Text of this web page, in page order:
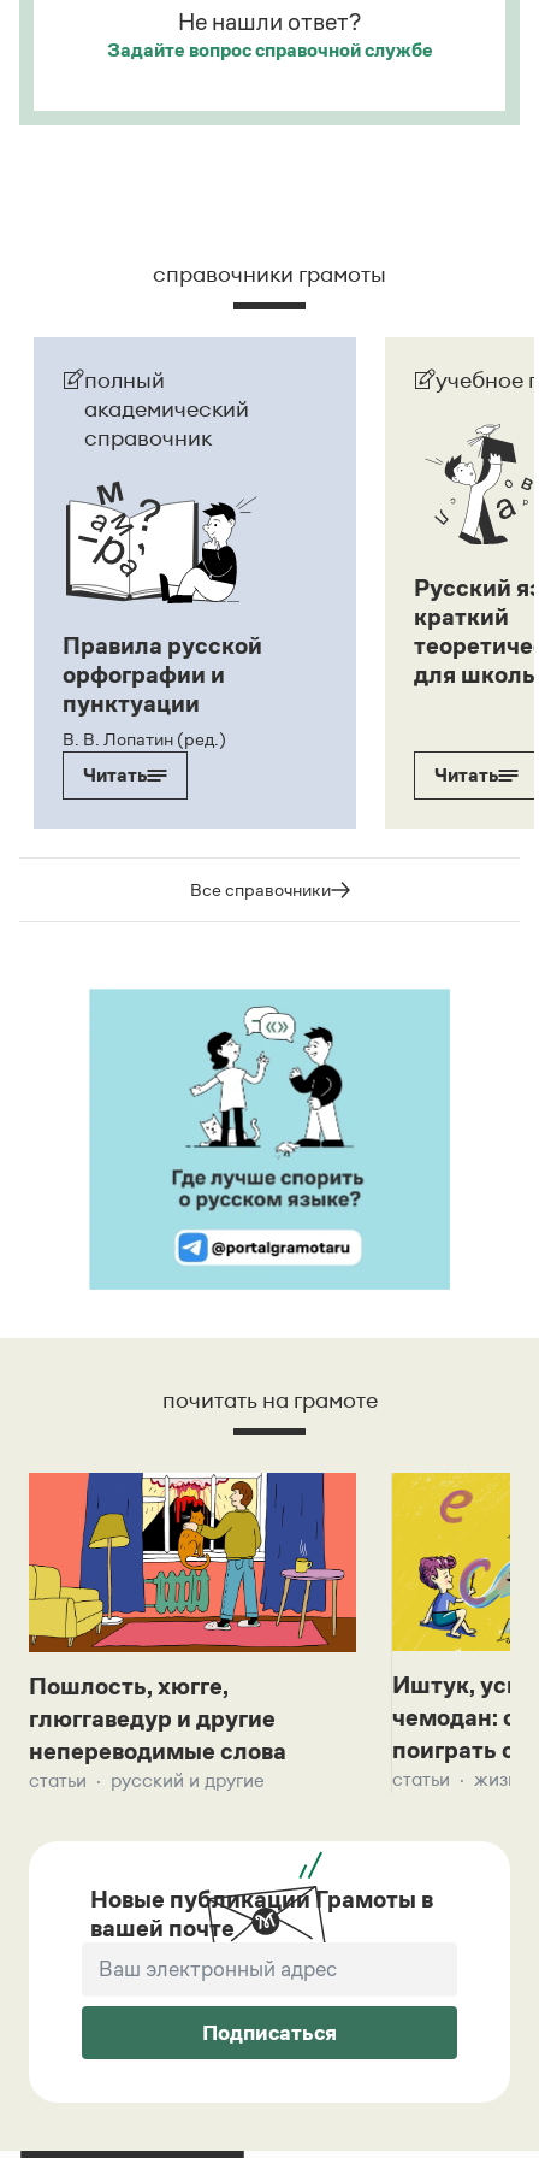
Не нашли ответ?
Задайте вопроссправочной службе
справочники грамоты
полный
академический
справочник
Правила русской
орфографии и
пунктуации
В. В. Лопатин (ред.)
Читать
учебное
Русский
краткий
для
Читать
Все справочники
почитать на грамоте
Пошлость, хюгге,
глюггаведур и другие
непереводимые слова
статьи русский и другие
Иштук,
чемодан:
поиграть с
статьи жизнь
Новые публикации Грамоты в
вашей почте
Подписаться